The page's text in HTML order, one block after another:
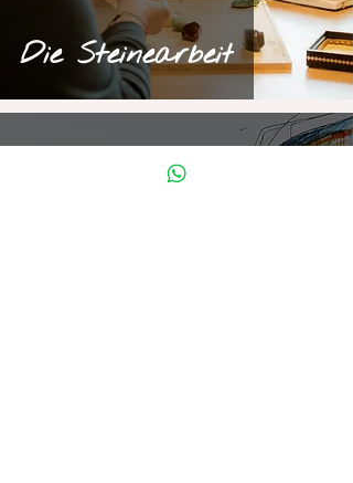
Die Steinearbeit